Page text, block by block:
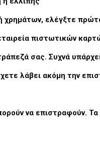
χρημάτων, ελέγξτε
πιστωτικών
σας. Συχνά
λάβει ακόμη την
να επιστραφούν.